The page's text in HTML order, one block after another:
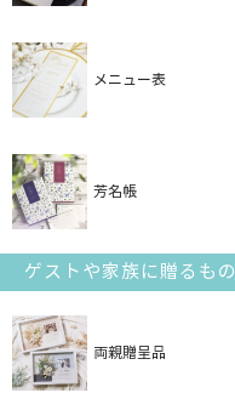
メニュー表
芳名帳
ゲストや家族に贈るもの
両親贈呈品